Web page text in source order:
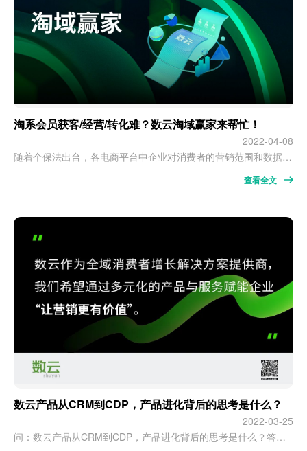
淘系会员获客/经营/转化难？数云淘域赢家来帮忙！
2022-04-08
随着个保法出台，各电商平台中企业对消费者的营销范围和数据的管理范围有了明显变化，商家消费者运营重心从老客向会员转变。 淘系会员获客/经营/转化难？ 如何借助数字化营销方式，提升淘系商家消费者运营？ 如何实现全生命周期会员经营，助力企业实现淘域消费者健康增长？ 数云淘域赢家来啦！
查看全文
数云产品从CRM到CDP，产品进化背后的思考是什么？
2022-03-25
问：数云产品从CRM到CDP，产品进化背后的思考是什么？答： CDP的产生是我们面向客户服务好CRM应用的一个内在要求。 CRM是以策略为中心的应用，围绕着营销策略的落地实现企业运营的成功。与所有的同类应用一样都是极其依赖数据。 众所周知，数据应用的一个基本逻辑是garbage-in，garbage-out，数据本身的质量几乎完全决定了策略的成败。 正因为看到很多客户挣扎在因消费者数据质量问题造成…